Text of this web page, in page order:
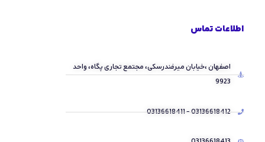
اطلاعات تماس
اصفهان ،خیابان میرفندرسکی، مجتمع تجاری پگاه، واحد
9923
03136618412 - 03136618411